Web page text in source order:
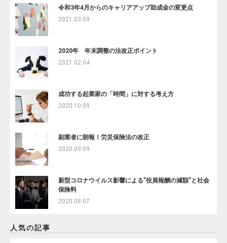
令和3年4月からのキャリアアップ助成金の変更点
2021.03.09
2020年 年末調整の法改正ポイント
2021.02.04
成功する起業家の「時間」に対する考え方
2020.10.09
副業者に朗報！労災保険法の改正
2020.09.09
新型コロナウイルス影響による”役員報酬の減額”と社会
保険料
2020.08.07
人気の記事